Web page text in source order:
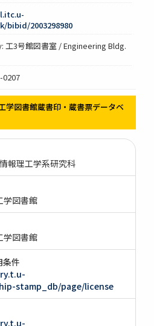
bibid/2003298980
工3号館図書室 / Engineering Bldg.
学図書館蔵書印・蔵書票データベ
情報理工学系研究科
学図書館
学図書館
条件
stamp_db/page/license